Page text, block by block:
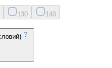
130 140